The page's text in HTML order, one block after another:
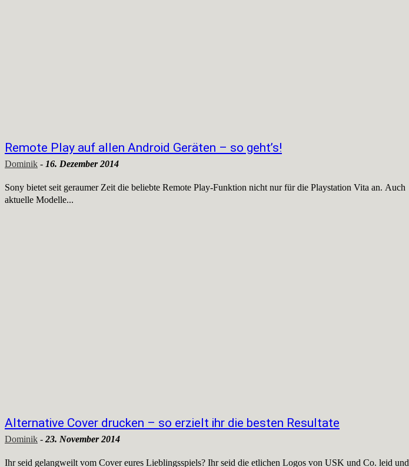
Remote Play auf allen Android Geräten – so geht’s!
Dominik - 16. Dezember 2014
Sony bietet seit geraumer Zeit die beliebte Remote Play-Funktion nicht nur für die Playstation Vita an. Auch
aktuelle Modelle...
Alternative Cover drucken – so erzielt ihr die besten Resultate
Dominik - 23. November 2014
Ihr seid gelangweilt vom Cover eures Lieblingsspiels? Ihr seid die etlichen Logos von USK und Co. leid und